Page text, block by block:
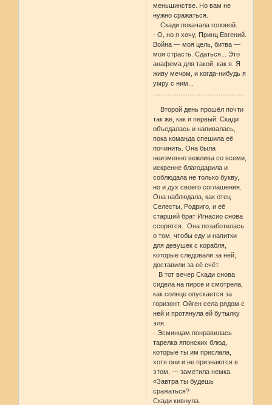
меньшинстве. Но вам не
нужно сражаться.
Скади покачала головой.
- О, но я хочу, Принц Евгений.
Война — моя цель, битва —
моя страсть. Сдаться... Это
анафема для такой, как я. Я
живу мечом, и когда-нибудь я
умру с ним...
Второй день прошёл почти
так же, как и первый: Скади
объедалась и напивалась,
пока команда спешила её
починить. Она была
неизменно вежлива со всеми,
искренне благодарила и
соблюдала не только букву,
но и дух своего соглашения.
Она наблюдала, как отец
Селесты, Родриго, и её
старший брат Игнасио снова
ссорятся. Она позаботилась
о том, чтобы еду и напитки
для девушек с корабля,
которые следовали за ней,
доставили за её счёт.
В тот вечер Скади снова
сидела на пирсе и смотрела,
как солнце опускается за
горизонт. Ойген села рядом с
ней и протянула ей бутылку
эля.
- Эсминцам понравилась
тарелка японских блюд,
которые ты им прислала,
хотя они и не признаются в
этом, — заметила немка.
«Завтра ты будешь
сражаться?
Скади кивнула.